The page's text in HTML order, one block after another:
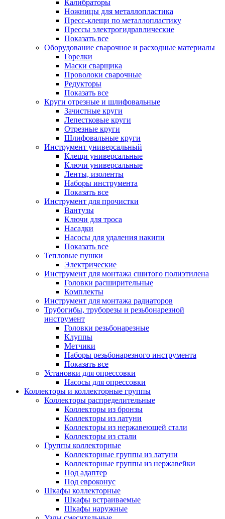
Калибраторы
Ножницы для металлопластика
Пресс-клещи по металлопластику
Прессы электрогидравлические
Показать все
Оборудование сварочное и расходные материалы
Горелки
Маски сварщика
Проволоки сварочные
Редукторы
Показать все
Круги отрезные и шлифовальные
Зачистные круги
Лепестковые круги
Отрезные круги
Шлифовальные круги
Инструмент универсальный
Клещи универсальные
Ключи универсальные
Ленты, изоленты
Наборы инструмента
Показать все
Инструмент для прочистки
Вантузы
Ключи для троса
Насадки
Насосы для удаления накипи
Показать все
Тепловые пушки
Электрические
Инструмент для монтажа сшитого полиэтилена
Головки расширительные
Комплекты
Инструмент для монтажа радиаторов
Трубогибы, труборезы и резьбонарезной
инструмент
Головки резьбонарезные
Клуппы
Метчики
Наборы резьбонарезного инструмента
Показать все
Установки для опрессовки
Насосы для опрессовки
Коллекторы и коллекторные группы
Коллекторы распределительные
Коллекторы из бронзы
Коллекторы из латуни
Коллекторы из нержавеющей стали
Коллекторы из стали
Группы коллекторные
Коллекторные группы из латуни
Коллекторные группы из нержавейки
Под адаптер
Под евроконус
Шкафы коллекторные
Шкафы встраиваемые
Шкафы наружные